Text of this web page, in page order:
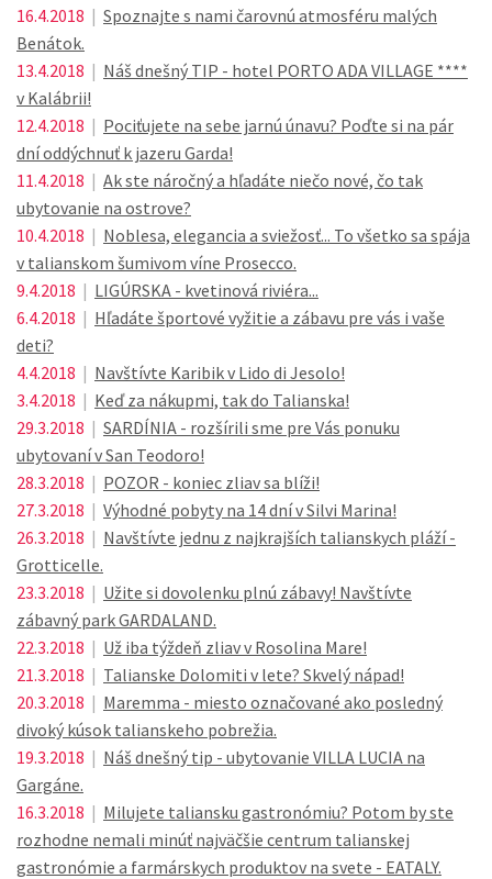
16.4.2018 | Spoznajte s nami čarovnú atmosféru malých
Benátok.
13.4.2018 | Náš dnešný TIP - hotel PORTO ADA VILLAGE ****
v Kalábrii!
12.4.2018 | Pociťujete na sebe jarnú únavu? Poďte si na pár
dní oddýchnuť k jazeru Garda!
11.4.2018 | Ak ste náročný a hľadáte niečo nové, čo tak
ubytovanie na ostrove?
10.4.2018 | Noblesa, elegancia a sviežosť... To všetko sa spája
v talianskom šumivom víne Prosecco.
9.4.2018 | LIGÚRSKA - kvetinová riviéra...
6.4.2018 | Hľadáte športové vyžitie a zábavu pre vás i vaše
deti?
4.4.2018 | Navštívte Karibik v Lido di Jesolo!
3.4.2018 | Keď za nákupmi, tak do Talianska!
29.3.2018 | SARDÍNIA - rozšírili sme pre Vás ponuku
ubytovaní v San Teodoro!
28.3.2018 | POZOR - koniec zliav sa blíži!
27.3.2018 | Výhodné pobyty na 14 dní v Silvi Marina!
26.3.2018 | Navštívte jednu z najkrajších talianskych pláží -
Grotticelle.
23.3.2018 | Užite si dovolenku plnú zábavy! Navštívte
zábavný park GARDALAND.
22.3.2018 | Už iba týždeň zliav v Rosolina Mare!
21.3.2018 | Talianske Dolomiti v lete? Skvelý nápad!
20.3.2018 | Maremma - miesto označované ako posledný
divoký kúsok talianskeho pobrežia.
19.3.2018 | Náš dnešný tip - ubytovanie VILLA LUCIA na
Gargáne.
16.3.2018 | Milujete taliansku gastronómiu? Potom by ste
rozhodne nemali minúť najväčšie centrum talianskej
gastronómie a farmárskych produktov na svete - EATALY.